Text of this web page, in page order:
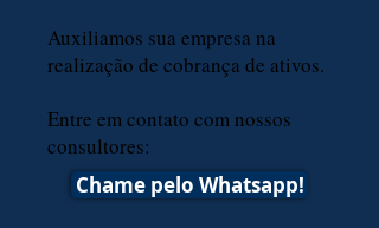
Auxiliamos sua empresa na
realização de cobrança de ativos.
Entre em contato com nossos
consultores:
Chame pelo Whatsapp!